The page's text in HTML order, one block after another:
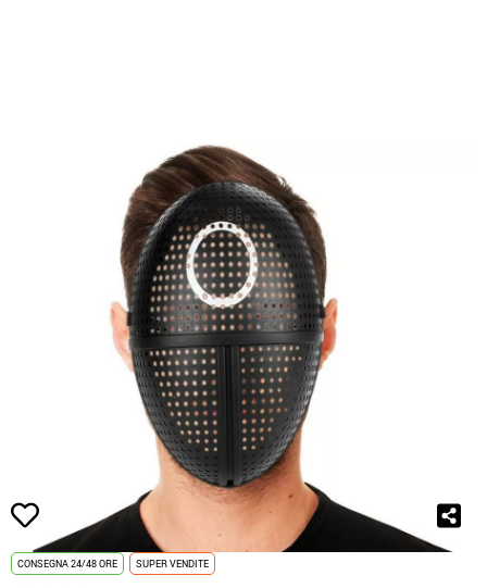
CONSEGNA 24/48 ORE SUPER VENDITE